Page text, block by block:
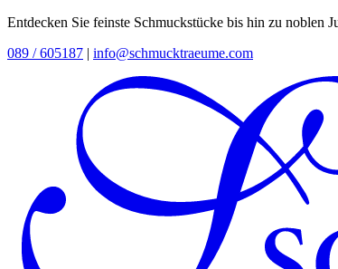
Entdecken Sie feinste Schmuckstücke bis hin zu noblen
089 / 605187 | info@schmucktraeume.com